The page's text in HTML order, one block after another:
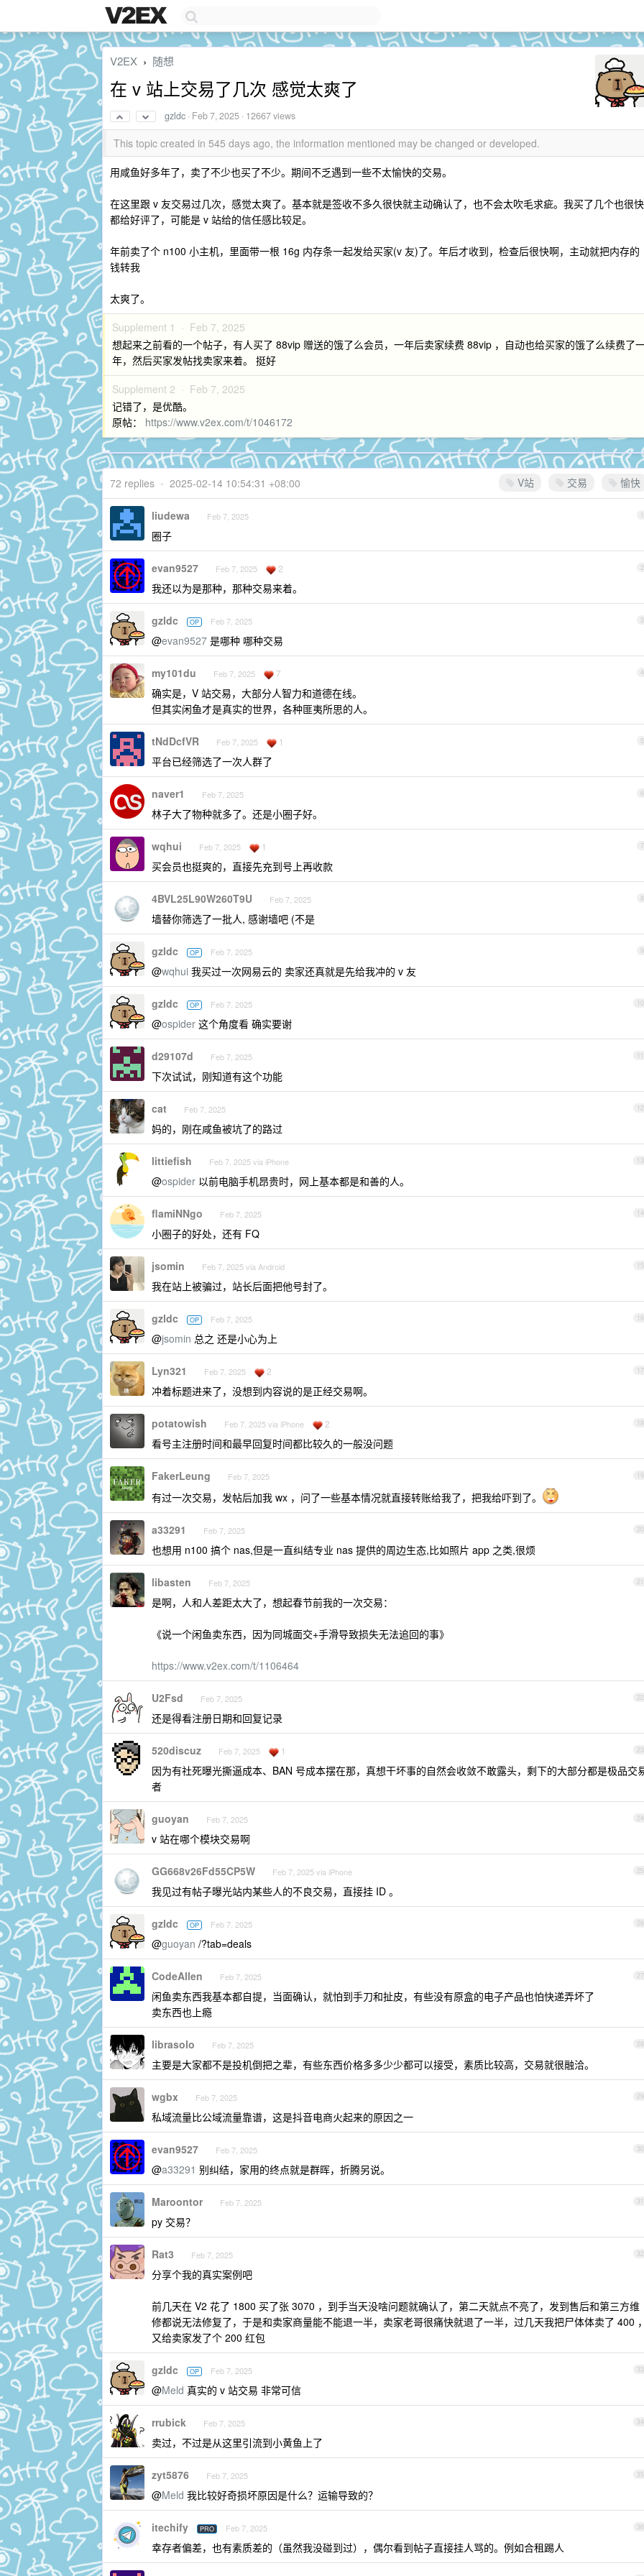
V2EX › 随想
在 v 站上交易了几次 感觉太爽了
gzldc · Feb 7, 2025 · 12667 views
This topic created in 545 days ago, the information mentioned may be changed or developed.
用咸鱼好多年了，卖了不少也买了不少。期间不乏遇到一些不太愉快的交易。
在这里跟 v 友交易过几次，感觉太爽了。基本就是签收不多久很快就主动确认了，也不会太吹毛求疵。我买了几个也很快
都给好评了，可能是 v 站给的信任感比较足。
年前卖了个 n100 小主机，里面带一根 16g 内存条一起发给买家(v 友)了。年后才收到，检查后很快啊，主动就把内存的
钱转我
太爽了。
Supplement 1 · Feb 7, 2025
想起来之前看的一个帖子，有人买了 88vip 赠送的饿了么会员，一年后卖家续费 88vip ，自动也给买家的饿了么续费了
年，然后买家发帖找卖家来着。 挺好
Supplement 2 · Feb 7, 2025
记错了，是优酷。
原帖： https://www.v2ex.com/t/1046172
V站 交易 愉快
72 replies • 2025-02-14 10:54:31 +08:00
1
liudewa Feb 7, 2025
圈子
2
evan9527 Feb 7, 2025 2
我还以为是那种，那种交易来着。
3
gzldc OP Feb 7, 2025
@evan9527 是哪种 哪种交易
4
my101du Feb 7, 2025 7
确实是，V 站交易，大部分人智力和道德在线。
但其实闲鱼才是真实的世界，各种匪夷所思的人。
5
tNdDcfVR Feb 7, 2025 1
平台已经筛选了一次人群了
6
naver1 Feb 7, 2025
林子大了物种就多了。还是小圈子好。
7
wqhui Feb 7, 2025 1
买会员也挺爽的，直接先充到号上再收款
8
4BVL25L90W260T9U Feb 7, 2025
墙替你筛选了一批人, 感谢墙吧 (不是
9
gzldc OP Feb 7, 2025
@wqhui 我买过一次网易云的 卖家还真就是先给我冲的 v 友
10
gzldc OP Feb 7, 2025
@ospider 这个角度看 确实要谢
11
d29107d Feb 7, 2025
下次试试，刚知道有这个功能
12
cat Feb 7, 2025
妈的，刚在咸鱼被坑了的路过
13
littiefish Feb 7, 2025 via iPhone
@ospider 以前电脑手机昂贵时，网上基本都是和善的人。
14
flamiNNgo Feb 7, 2025
小圈子的好处，还有 FQ
15
jsomin Feb 7, 2025 via Android
我在站上被骗过，站长后面把他号封了。
16
gzldc OP Feb 7, 2025
@jsomin 总之 还是小心为上
17
Lyn321 Feb 7, 2025 2
冲着标题进来了，没想到内容说的是正经交易啊。
18
potatowish Feb 7, 2025 via iPhone 2
看号主注册时间和最早回复时间都比较久的一般没问题
19
FakerLeung Feb 7, 2025
有过一次交易，发帖后加我 wx ，问了一些基本情况就直接转账给我了，把我给吓到了。
20
a33291 Feb 7, 2025
也想用 n100 搞个 nas,但是一直纠结专业 nas 提供的周边生态,比如照片 app 之类,很烦
21
libasten Feb 7, 2025
是啊，人和人差距太大了，想起春节前我的一次交易：
《说一个闲鱼卖东西，因为同城面交+手滑导致损失无法追回的事》
https://www.v2ex.com/t/1106464
22
U2Fsd Feb 7, 2025
还是得看注册日期和回复记录
23
520discuz Feb 7, 2025 1
因为有社死曝光撕逼成本、BAN 号成本摆在那，真想干坏事的自然会收敛不敢露头，剩下的大部分都是极品交
者
24
guoyan Feb 7, 2025
v 站在哪个模块交易啊
25
GG668v26Fd55CP5W Feb 7, 2025 via iPhone
我见过有帖子曝光站内某些人的不良交易，直接挂 ID 。
26
gzldc OP Feb 7, 2025
@guoyan /?tab=deals
27
CodeAllen Feb 7, 2025
闲鱼卖东西我基本都自提，当面确认，就怕到手刀和扯皮，有些没有原盒的电子产品也怕快递弄坏了
卖东西也上瘾
28
librasolo Feb 7, 2025
主要是大家都不是投机倒把之辈，有些东西价格多多少少都可以接受，素质比较高，交易就很融洽。
29
wgbx Feb 7, 2025
私域流量比公域流量靠谱，这是抖音电商火起来的原因之一
30
evan9527 Feb 7, 2025
@a33291 别纠结，家用的终点就是群晖，折腾另说。
31
Maroontor Feb 7, 2025
py 交易？
32
Rat3 Feb 7, 2025
分享个我的真实案例吧
前几天在 V2 花了 1800 买了张 3070 ，到手当天没啥问题就确认了，第二天就点不亮了，发到售后和第三方维
修都说无法修复了，于是和卖家商量能不能退一半，卖家老哥很痛快就退了一半，过几天我把尸体体卖了 400
又给卖家发了个 200 红包
33
gzldc OP Feb 7, 2025
@Meld 真实的 v 站交易 非常可信
34
rrubick Feb 7, 2025
卖过，不过是从这里引流到小黄鱼上了
35
zyt5876 Feb 7, 2025
@Meld 我比较好奇损坏原因是什么？运输导致的？
36
itechify PRO Feb 7, 2025
幸存者偏差，也有素质差的（虽然我没碰到过），偶尔看到帖子直接挂人骂的。例如合租踢人